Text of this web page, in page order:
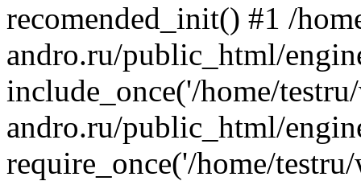
recomended_init() #1 /
andro.ru/public_html/
include_once('/home/
andro.ru/public_html/
require_once('/home/